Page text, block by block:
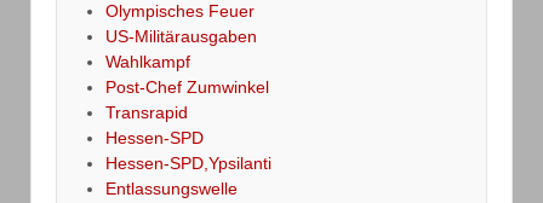
Olympisches Feuer
US-Militärausgaben
Wahlkampf
Post-Chef Zumwinkel
Transrapid
Hessen-SPD
Hessen-SPD,Ypsilanti
Entlassungswelle